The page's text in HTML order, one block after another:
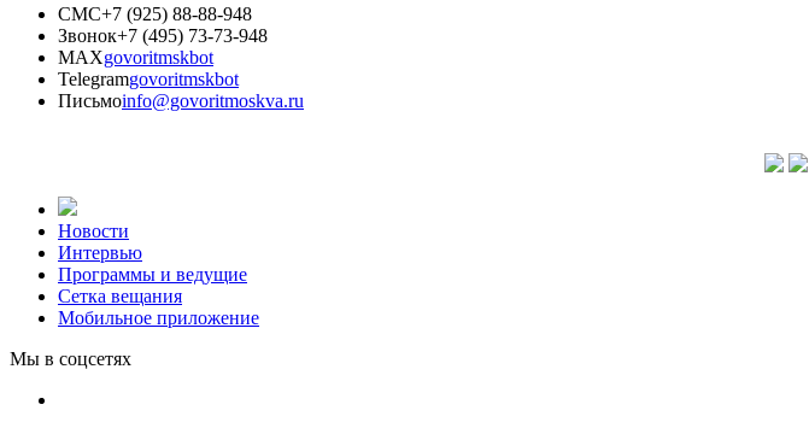
СМС+7 (925) 88-88-948
Звонок+7 (495) 73-73-948
MAXgovoritmskbot
Telegramgovoritmskbot
Письмоinfo@govoritmoskva.ru
Новости
Интервью
Программы и ведущие
Сетка вещания
Мобильное приложение
Мы в соцсетях